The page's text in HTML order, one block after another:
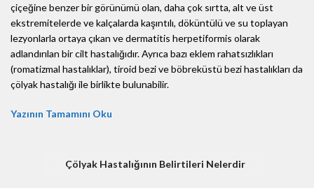
çiçeğine benzer bir görünümü olan, daha çok sırtta, alt ve üst
ekstremitelerde ve kalçalarda kaşıntılı, döküntülü ve su toplayan
lezyonlarla ortaya çıkan ve dermatitis herpetiformis olarak
adlandırılan bir cilt hastalığıdır. Ayrıca bazı eklem rahatsızlıkları
(romatizmal hastalıklar), tiroid bezi ve böbreküstü bezi hastalıkları da
çölyak hastalığı ile birlikte bulunabilir.
Yazının Tamamını Oku
Çölyak Hastalığının Belirtileri Nelerdir